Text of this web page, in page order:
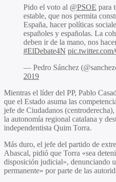
Pido el voto al @PSOE para
estable, que nos permita
España, hacer políticas
españoles y españolas. La
deben ir de la mano, nos
#ElDebate4N
— Pedro Sánchez
2019
Mientras el líder del PP, Pablo
que el Estado asuma las
jefe de Ciudadanos
la autonomía regional catalana y
independentista Quim Torra.
Más duro, el jefe del partido de
Abascal, pidió que Torra «sea
disposición judicial», denunciando
permanente» por parte de las